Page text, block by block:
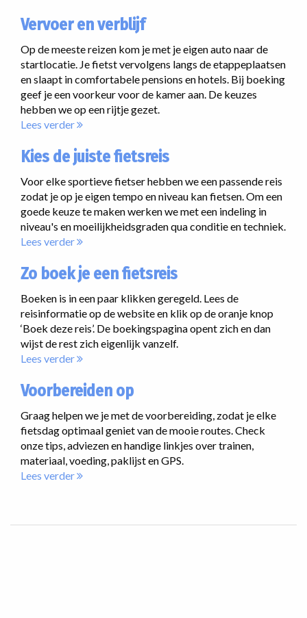
Vervoer en verblijf
Op de meeste reizen kom je met je eigen auto naar de
startlocatie. Je fietst vervolgens langs de etappeplaatsen
en slaapt in comfortabele pensions en hotels. Bij boeking
geef je een voorkeur voor de kamer aan. De keuzes
hebben we op een rijtje gezet.
Lees verder
Kies de juiste fietsreis
Voor elke sportieve fietser hebben we een passende reis
zodat je op je eigen tempo en niveau kan fietsen. Om een
goede keuze te maken werken we met een indeling in
niveau's en moeilijkheidsgraden qua conditie en techniek.
Lees verder
Zo boek je een fietsreis
Boeken is in een paar klikken geregeld. Lees de
reisinformatie op de website en klik op de oranje knop
‘Boek deze reis’. De boekingspagina opent zich en dan
wijst de rest zich eigenlijk vanzelf.
Lees verder
Voorbereiden op
Graag helpen we je met de voorbereiding, zodat je elke
fietsdag optimaal geniet van de mooie routes. Check
onze tips, adviezen en handige linkjes over trainen,
materiaal, voeding, paklijst en GPS.
Lees verder